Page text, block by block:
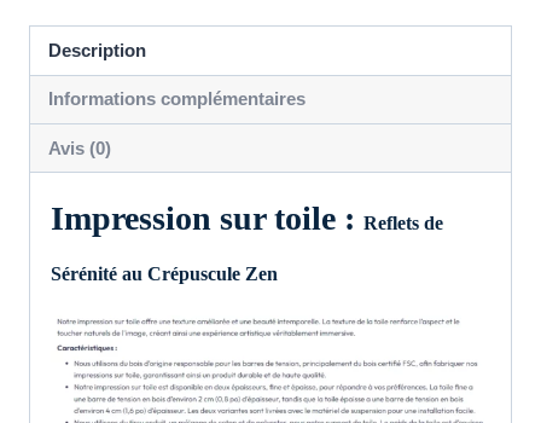
Zen
Description
Informations complémentaires
Avis (0)
Impression sur toile : Reflets de
Sérénité au Crépuscule Zen